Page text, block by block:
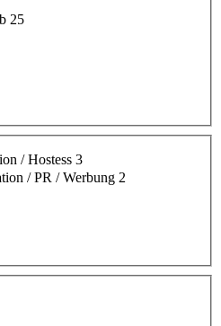
25
/ Hostess 3
/ PR / Werbung 2